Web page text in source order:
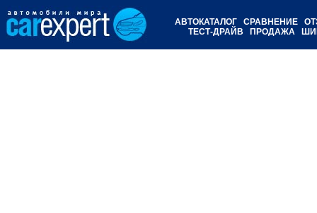
АВТОКАТАЛОГ СРАВНЕНИЕ
ТЕСТ-ДРАЙВ
ПРОДАЖА